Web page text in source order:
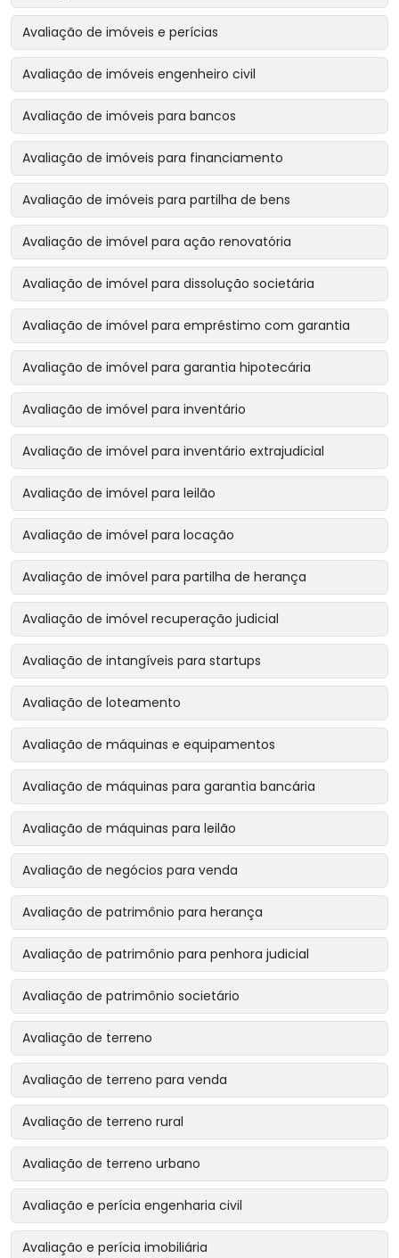
Avaliação de imóveis e perícias
Avaliação de imóveis engenheiro civil
Avaliação de imóveis para bancos
Avaliação de imóveis para financiamento
Avaliação de imóveis para partilha de bens
Avaliação de imóvel para ação renovatória
Avaliação de imóvel para dissolução societária
Avaliação de imóvel para empréstimo com garantia
Avaliação de imóvel para garantia hipotecária
Avaliação de imóvel para inventário
Avaliação de imóvel para inventário extrajudicial
Avaliação de imóvel para leilão
Avaliação de imóvel para locação
Avaliação de imóvel para partilha de herança
Avaliação de imóvel recuperação judicial
Avaliação de intangíveis para startups
Avaliação de loteamento
Avaliação de máquinas e equipamentos
Avaliação de máquinas para garantia bancária
Avaliação de máquinas para leilão
Avaliação de negócios para venda
Avaliação de patrimônio para herança
Avaliação de patrimônio para penhora judicial
Avaliação de patrimônio societário
Avaliação de terreno
Avaliação de terreno para venda
Avaliação de terreno rural
Avaliação de terreno urbano
Avaliação e perícia engenharia civil
Avaliação e perícia imobiliária